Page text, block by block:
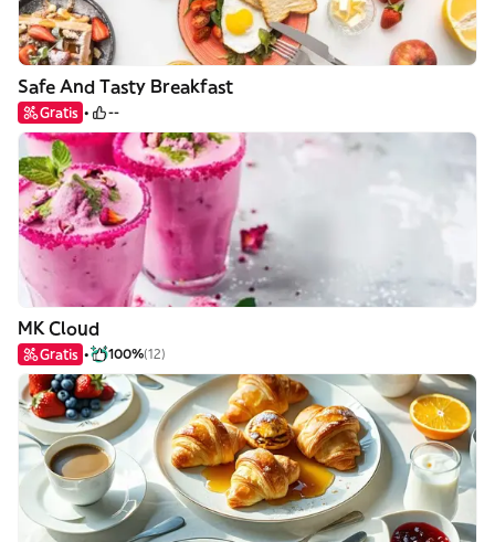
Safe And Tasty Breakfast
Gratis --
MK Cloud
Gratis 100%(12)